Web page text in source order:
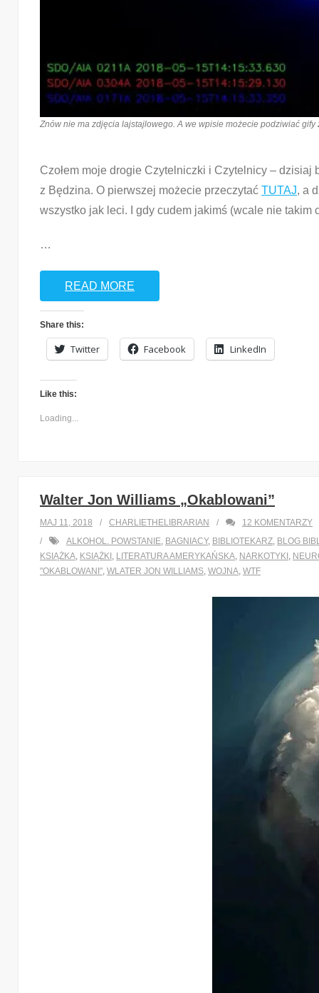
Znów nie ma zdjęcia lajstajlowego. A we wpisie możecie podziwiać gify
Czołem moje drogie Czytelniczki i Czytelnicy – dzisiaj
z Będzina. O pierwszej możecie przeczytać TUTAJ, a
wszystko jak leci. I gdy cudem jakimś (wcale nie takim
…
READ MORE
Share this:
Twitter Facebook LinkedIn
Like this:
Loading...
Walter Jon Williams „Okablowani”
MAJ 11, 2018 CHARLIETHELIBRARIAN 12 KOMENTARZY
ALKOHOL. POWSTANIE, BAGNIACY, BIBLIOTEKARZ, BLOG
KSIĄŻKA, KSIĄŻKI, LITERATURA AMERYKAŃSKA, NARKOTYKI,
"OKABLOWANI", WLATER JON WILLIAMS, WOJNA, WTF